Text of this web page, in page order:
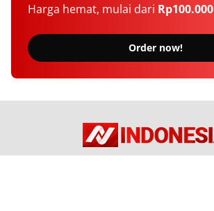
Harga hemat, mulai dari Rp100.000
Order now!